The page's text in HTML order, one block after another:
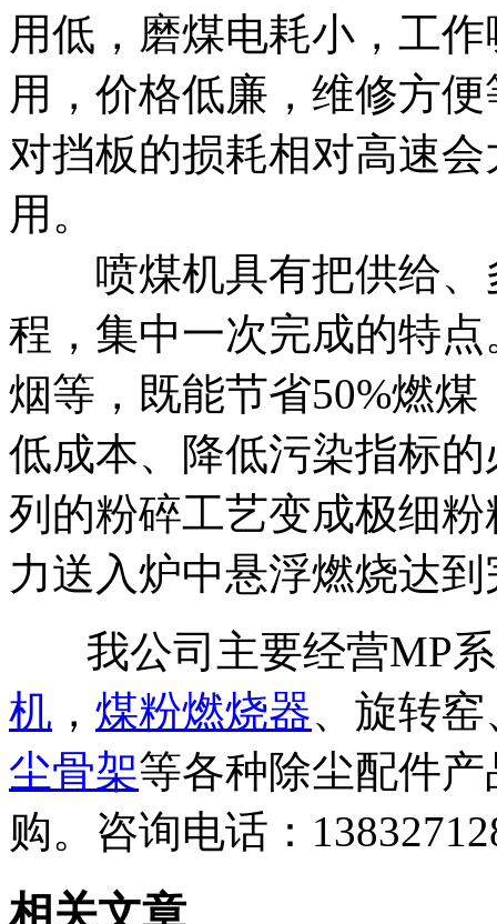
用低，磨煤电耗小，工
用，价格低廉，维修方
对挡板的损耗相对高速
用。
喷煤机具有把供给、
程，集中一次完成的特
烟等，既能节省50%燃
低成本、降低污染指标
列的粉碎工艺变成极细
力送入炉中悬浮燃烧达
我公司主要经营MP
机 ， 煤粉燃烧器、旋转
尘骨架等各种除尘配件
购。咨询电话：
相关文章